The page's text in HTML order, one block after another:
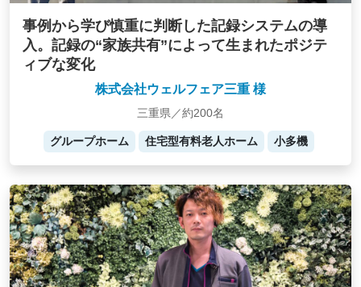
事例から学び慎重に判断した記録システムの導
入。記録の“家族共有”によって生まれたポジテ
ィブな変化
株式会社ウェルフェア三重 様
三重県／約200名
グループホーム 住宅型有料老人ホーム 小多機